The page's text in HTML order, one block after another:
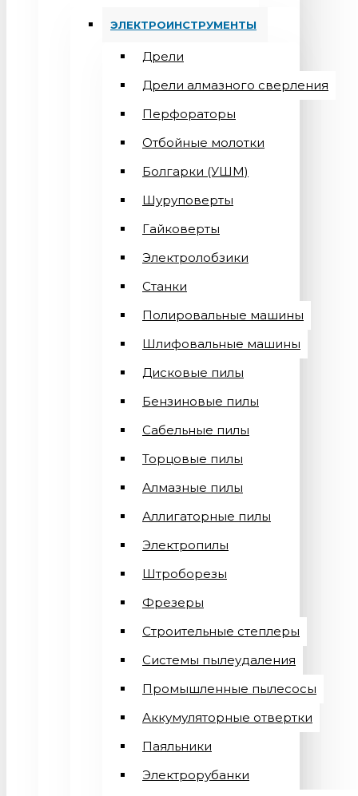
ЭЛЕКТРОИНСТРУМЕНТЫ
Дрели
Дрели алмазного сверления
Перфораторы
Отбойные молотки
Болгарки (УШМ)
Шуруповерты
Гайковерты
Электролобзики
Станки
Полировальные машины
Шлифовальные машины
Дисковые пилы
Бензиновые пилы
Сабельные пилы
Торцовые пилы
Алмазные пилы
Аллигаторные пилы
Электропилы
Штроборезы
Фрезеры
Строительные степлеры
Системы пылеудаления
Промышленные пылесосы
Аккумуляторные отвертки
Паяльники
Электрорубанки